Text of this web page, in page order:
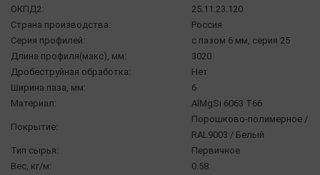
ОКПД2:
25.11.23.120
Страна производства:
Россия
Серия профилей:
с пазом 6 мм, серия 25
Длина профиля(макс), мм:
3020
Дробеструйная обработка:
Нет
Ширина паза, мм:
6
Материал:
AlMgSi 6063 Т66
Покрытие:
Порошково-полимерное /
RAL9003 / Белый
Тип сырья:
Первичное
Вес, кг/м:
0.58